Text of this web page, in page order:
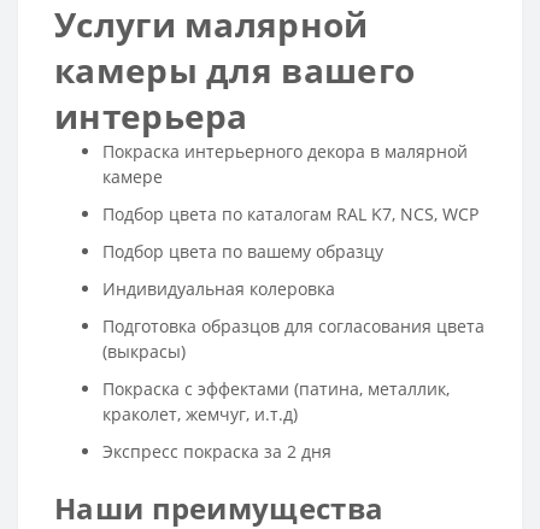
Услуги малярной
камеры для вашего
интерьера
Покраска интерьерного декора в малярной
камере
Подбор цвета по каталогам RAL K7, NCS, WCP
Подбор цвета по вашему образцу
Индивидуальная колеровка
Подготовка образцов для согласования цвета
(выкрасы)
Покраска с эффектами (патина, металлик,
краколет, жемчуг, и.т.д)
Экспресс покраска за 2 дня
Наши преимущества